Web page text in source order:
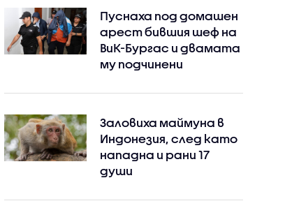
Пуснаха под домашен
арест бившия шеф на
ВиК-Бургас и двамата
му подчинени
Заловиха маймуна в
Индонезия, след като
нападна и рани 17
души